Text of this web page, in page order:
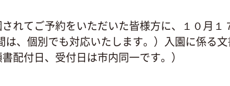
れてご予約をいただいた皆様方に、１０月
は、個別でも対応いたします。）入園に係る
書配付日、受付日は市内同一です。）